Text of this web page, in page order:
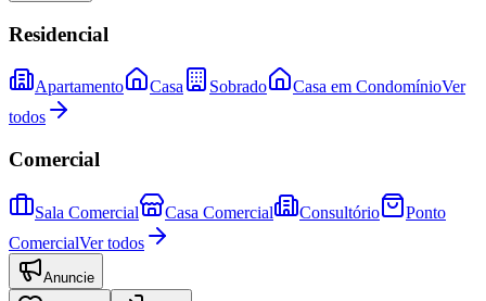
Residencial
Apartamento Casa Sobrado Casa em CondomínioVer
todos
Comercial
Sala Comercial Casa Comercial Consultório
Ponto
ComercialVer todos
Anuncie